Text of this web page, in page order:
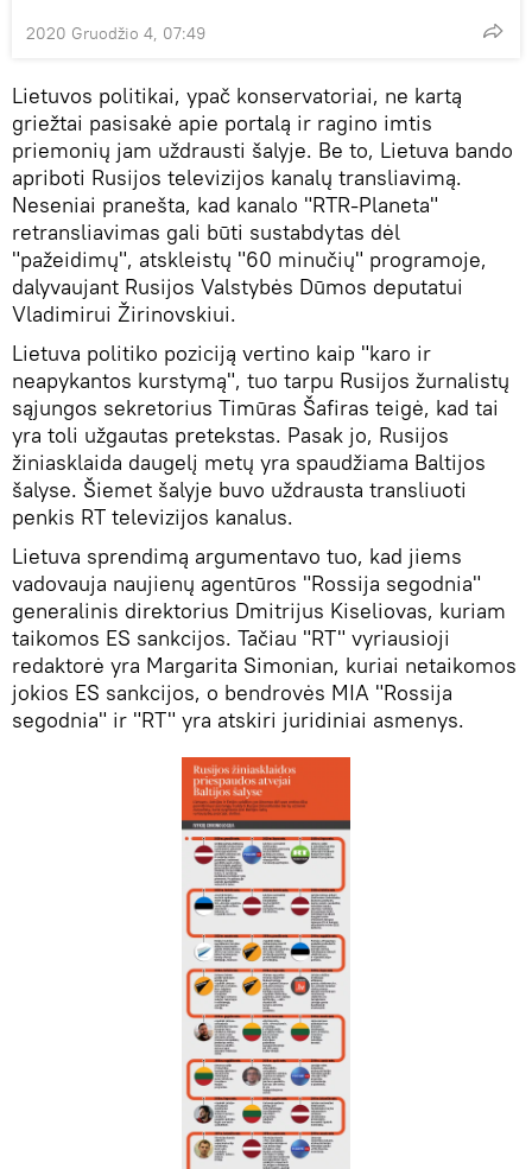
2020 Gruodžio 4, 07:49
Lietuvos politikai, ypač konservatoriai, ne kartą
griežtai pasisakė apie portalą ir ragino imtis
priemonių jam uždrausti šalyje. Be to, Lietuva bando
apriboti Rusijos televizijos kanalų transliavimą.
Neseniai pranešta, kad kanalo "RTR-Planeta"
retransliavimas gali būti sustabdytas dėl
"pažeidimų", atskleistų "60 minučių" programoje,
dalyvaujant Rusijos Valstybės Dūmos deputatui
Vladimirui Žirinovskiui.
Lietuva politiko poziciją vertino kaip "karo ir
neapykantos kurstymą", tuo tarpu Rusijos žurnalistų
sąjungos sekretorius Timūras Šafiras teigė, kad tai
yra toli užgautas pretekstas. Pasak jo, Rusijos
žiniasklaida daugelį metų yra spaudžiama Baltijos
šalyse. Šiemet šalyje buvo uždrausta transliuoti
penkis RT televizijos kanalus.
Lietuva sprendimą argumentavo tuo, kad jiems
vadovauja naujienų agentūros "Rossija segodnia"
generalinis direktorius Dmitrijus Kiseliovas, kuriam
taikomos ES sankcijos. Tačiau "RT" vyriausioji
redaktorė yra Margarita Simonian, kuriai netaikomos
jokios ES sankcijos, o bendrovės MIA "Rossija
segodnia" ir "RT" yra atskiri juridiniai asmenys.